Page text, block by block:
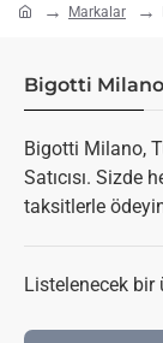
home Markalar
Bigotti
Bigotti Milano,
Satıcısı. Sizde
taksitlerle
Listelenecek bir